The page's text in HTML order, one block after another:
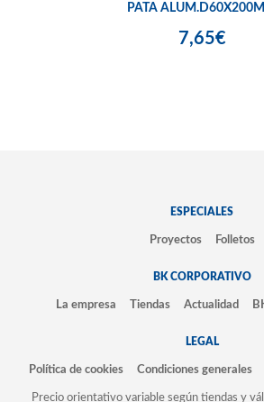
PATA
7,65€
ESPECIALES
Proyectos Folletos
BK CORPORATIVO
La empresa Tiendas Actualidad
LEGAL
Política de cookies Condiciones generales
Precio orientativo variable según tiendas y